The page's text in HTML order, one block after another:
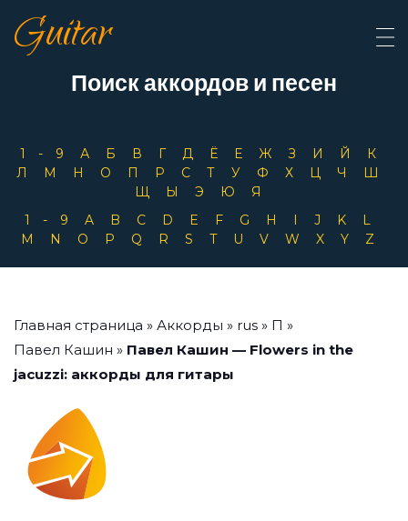
Guitar
Поиск аккордов и песен
1-9 А Б В Г Д Ё Е Ж З И Й
К
Л
М Н О П Р С Т У Ф Х Ц Ч
Ш
Щ
Ы Э Ю
Я
1-9
A B C D E F G H I J K
L
M
N O P Q R S T U V W X Y Z
Главная страница » Аккорды » rus » П »
Павел Кашин » Павел Кашин — Flowers in the
jacuzzi: аккорды для гитары